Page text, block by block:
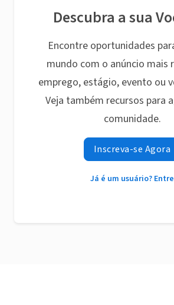
Descubra a sua
Encontre oportunidades
mundo com o anúncio mais
emprego, estágio, evento ou
Veja também recursos para
comunidade.
Inscreva-se Agora
Já é um usuário? Entre